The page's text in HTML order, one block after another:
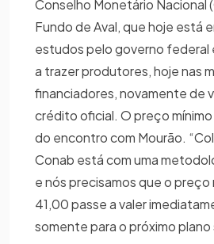
Conselho Monetário Nacional
Fundo de Aval, que hoje está
estudos pelo governo federal
a trazer produtores, hoje nas
financiadores, novamente de
crédito oficial. O preço
do encontro com Mourão.
Conab está com uma
e nós precisamos que o preço
41,00 passe a valer
somente para o próximo plano